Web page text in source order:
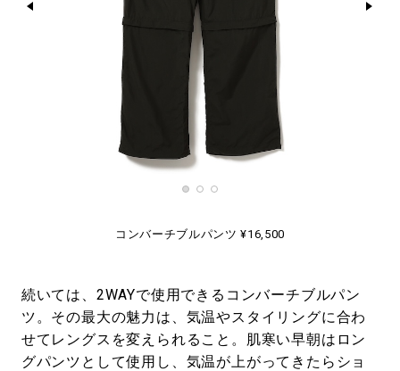
コンバーチブルパンツ ¥16,500
続いては、2WAYで使用できるコンバーチブルパン
ツ。その最大の魅力は、気温やスタイリングに合わ
せてレングスを変えられること。肌寒い早朝はロン
グパンツとして使用し、気温が上がってきたらショ